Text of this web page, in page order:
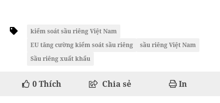
kiểm soát sầu riêng Việt Nam
EU tăng cường kiểm soát sầu riêng
sầu riêng Việt Nam
Sầu riêng xuất khẩu
0Thích Chia sẻ In